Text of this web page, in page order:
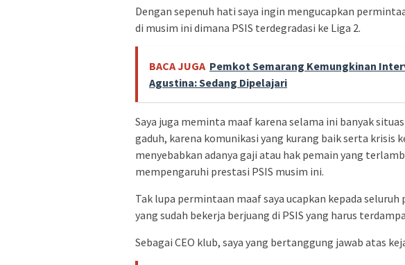
Dengan sepenuh hati saya ingin mengucapkan
di musim ini dimana PSIS terdegradasi ke Liga 2.
BACA JUGA Pemkot Semarang Kemungkinan
Agustina: Sedang Dipelajari
Saya juga meminta maaf karena selama ini banyak
gaduh, karena komunikasi yang kurang baik serta krisis
menyebabkan adanya gaji atau hak pemain yang
mempengaruhi prestasi PSIS musim ini.
Tak lupa permintaan maaf saya ucapkan kepada
yang sudah bekerja berjuang di PSIS yang harus
Sebagai CEO klub, saya yang bertanggung jawab atas